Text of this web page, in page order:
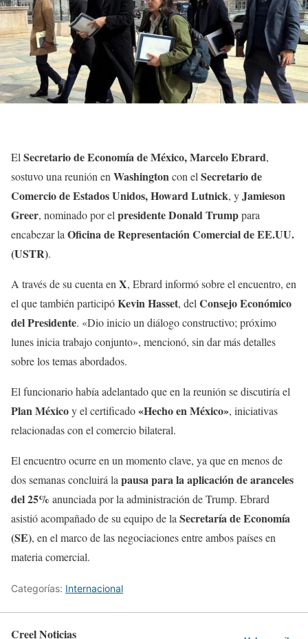
El Secretario de Economía de México, Marcelo Ebrard,
sostuvo una reunión en Washingtoncon el Secretario de
Comercio de Estados Unidos, Howard Lutnick, yJamieson
Greer, nominado por el presidente Donald Trumppara
encabezar la Oficina de Representación Comercial de EE.UU.
(USTR).
A través de su cuenta en X, Ebrard informó sobre el encuentro, en
el que también participóKevin Hasset, del Consejo Económico
del Presidente. «Dio inicio un diálogo constructivo; próximo
lunes inicia trabajo conjunto», mencionó, sin dar más detalles
sobre los temas abordados.
El funcionario había adelantado que en la reunión se discutiría el
Plan Méxicoy el certificado«Hecho en México», iniciativas
relacionadas con el comercio bilateral.
El encuentro ocurre en un momento clave, ya que en menos de
dos semanas concluirá la pausa para la aplicación de aranceles
del 25% anunciada por la administración de Trump. Ebrard
asistió acompañado de su equipo de la Secretaría de Economía
(SE), en el marco de las negociaciones entre ambos países en
materia comercial.
Categorías: Internacional
Creel Noticias